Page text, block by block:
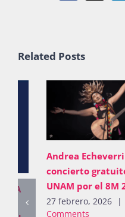
Related Posts
Andrea Echeverri dará
concierto gratuito en la
UNAM por el 8M 2026
27 febrero, 2026 | 0
Comments